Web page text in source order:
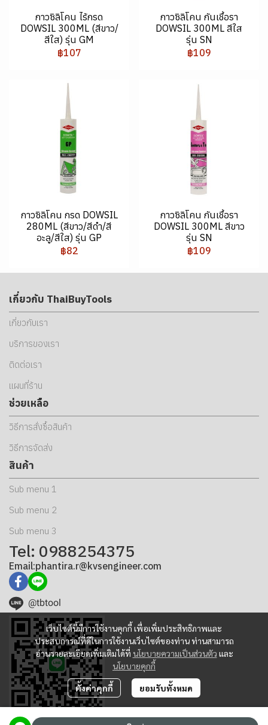
กาวซิลิโคน ไร้กรด
DOWSIL 300ML (สีขาว/
สีใส) รุ่น GM
฿107
กาวซิลิโคน กันเชื้อรา
DOWSIL 300ML สีใส
รุ่น SN
฿109
กาวซิลิโคน กรด DOWSIL
280ML (สีขาว/สีดำ/สี
อะลู/สีใส) รุ่น GP
฿82
กาวซิลิโคน กันเชื้อรา
DOWSIL 300ML สีขาว
รุ่น SN
฿109
เว็บไซต์นี้มีการใช้งานคุกกี้ เพื่อเพิ่มประสิทธิภาพและ
ประสบการณ์ที่ดีในการใช้งานเว็บไซต์ของท่าน ท่านสามารถ
อ่านรายละเอียดเพิ่มเติมได้ที่ นโยบายความเป็นส่วนตัว และ
นโยบายคุกกี้
ตั้งค่าคุกกี้ ยอมรับทั้งหมด
เกี่ยวกับ ThaiBuyTools
เกี่ยวกับเรา
บริการของเรา
ติดต่อเรา
แผนที่ร้าน
ช่วยเหลือ
วิธีการสั่งซื้อสินค้า
วิธีการจัดส่ง
สินค้า
Sub menu 1
Sub menu 2
Sub menu 3
Tel: 0988254375
Email:phantira.r@kvsengineer.com
@tbtool